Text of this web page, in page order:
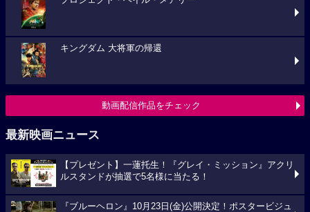
キングダム 大将軍の帰還
動画配信作品をチェック
最新映画ニュース
【プレゼント】一蓮托生！『グレイ・ミッション』アクリ
ルスタンドが抽選で5名様に当たる！
『ブルーヘロン』10月23日(金)公開決定！ポスタービジュ